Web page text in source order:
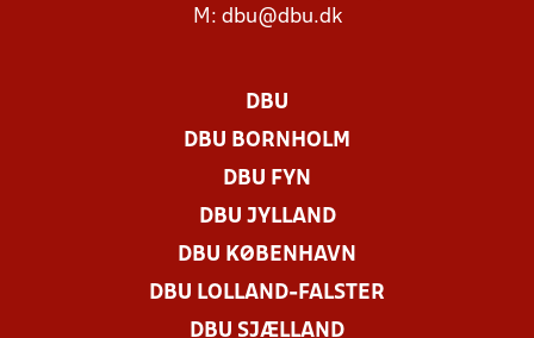
M: dbu@dbu.dk
DBU
DBU BORNHOLM
DBU FYN
DBU JYLLAND
DBU KØBENHAVN
DBU LOLLAND-FALSTER
DBU SJÆLLAND